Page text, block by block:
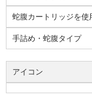
蛇腹カートリッジを使
手詰め・蛇腹タイプ
アイコン